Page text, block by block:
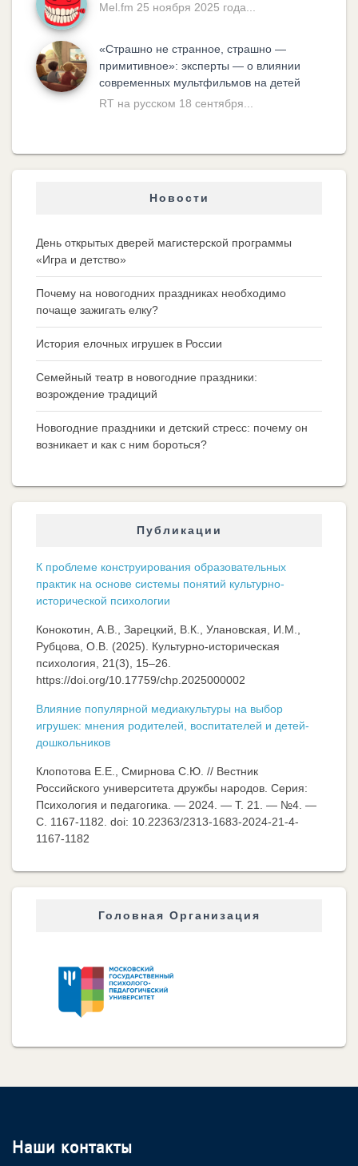
Mel.fm 25 ноября 2025 года...
«Cтрашно не странное, страшно —
примитивное»: эксперты — о влиянии
современных мультфильмов на детей
RT на русском 18 сентября...
Новости
День открытых дверей магистерской программы
«Игра и детство»
Почему на новогодних праздниках необходимо
почаще зажигать елку?
История елочных игрушек в России
Семейный театр в новогодние праздники:
возрождение традиций
Новогодние праздники и детский стресс: почему он
возникает и как с ним бороться?
Публикации
К проблеме конструирования образовательных
практик на основе системы понятий культурно-
исторической психологии
Конокотин, А.В., Зарецкий, В.К., Улановская, И.М.,
Рубцова, О.В. (2025). Культурно-историческая
психология, 21(3), 15–26.
https://doi.org/10.17759/chp.2025000002
Влияние популярной медиакультуры на выбор
игрушек: мнения родителей, воспитателей и детей-
дошкольников
Клопотова Е.Е., Смирнова С.Ю. // Вестник
Российского университета дружбы народов. Серия:
Психология и педагогика. — 2024. — Т. 21. — №4. —
C. 1167-1182. doi: 10.22363/2313-1683-2024-21-4-
1167-1182
Головная Организация
Наши контакты